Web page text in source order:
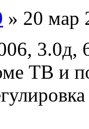
» 20 мар
ТВ и